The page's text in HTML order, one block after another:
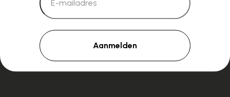
Aanmelden